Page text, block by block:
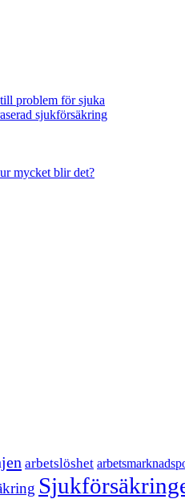
problem för sjuka
sjukförsäkring
mycket blir det?
arbetslöshet